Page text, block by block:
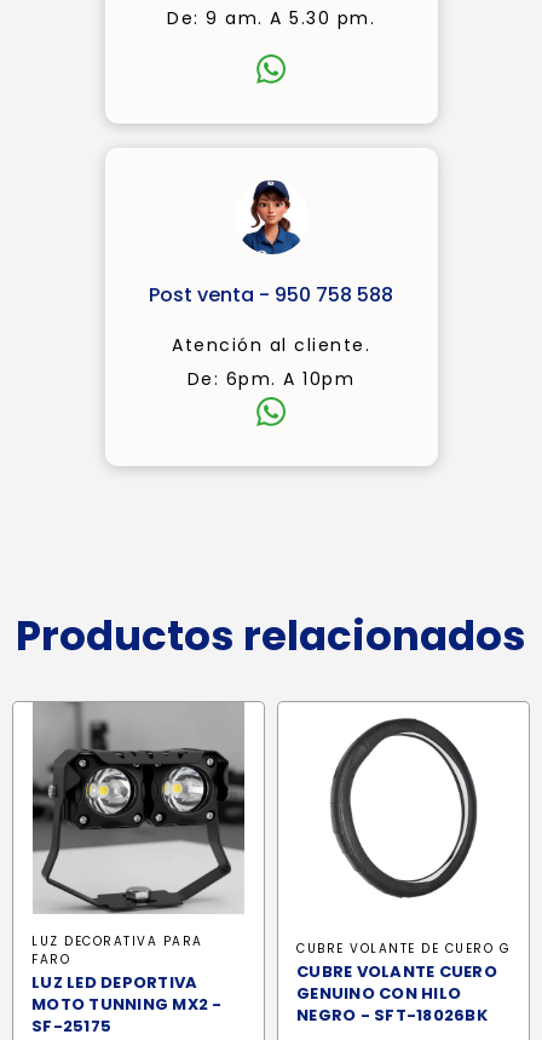
De: 9 am. A 5.30 pm.
Post venta - 950 758 588
Atención al cliente.
De: 6pm. A 10pm
Productos relacionados
LUZ DECORATIVA PARA
FARO
LUZ LED DEPORTIVA
MOTO TUNNING MX2 -
SF-25175
CUBRE VOLANTE DE CUERO G
CUBRE VOLANTE CUERO
GENUINO CON HILO
NEGRO - SFT-18026BK